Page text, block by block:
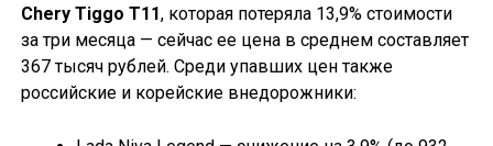
Chery Tiggo T11, которая потеряла 13,9% стоимости
за три месяца — сейчас ее цена в среднем составляет
367 тысяч рублей. Среди упавших цен также
российские и корейские внедорожники: